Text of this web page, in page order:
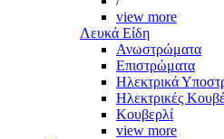
view more
Λευκά Είδη
Ανωστρώματα
Επιστρώματα
Ηλεκτρικά
Ηλεκτρικές
Κουβερλί
view more